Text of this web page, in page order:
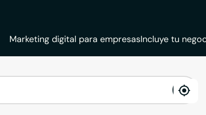
Marketing digital para empresasIncluye tu